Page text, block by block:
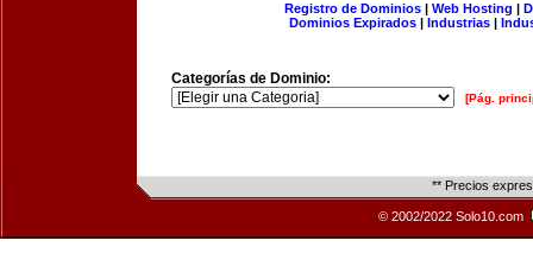
Registro de Dominios| Web Hosting |
Dominios Expirados | Industrias |
Categorías de Dominio:
[Pág.
** Precios
© 2002/2022 Solo10.com